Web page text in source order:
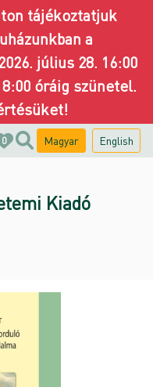
tájékoztatjuk
a
július 28. 16:00
óráig szünetel.
0 Magyar English
Kiadó